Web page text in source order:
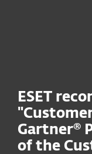
ESET
Gartner®
of the